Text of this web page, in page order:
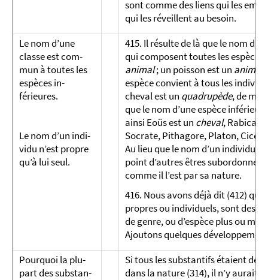
sont comme des liens qui les
qui les réveillent au besoin.
Le nom d’une
classe est com­
mun à toutes les
espèces in­
férieures.
Le nom d’un in­di­
vidu n’est propre
qu’à lui seul.
415. Il résulte de là que le nom
qui composent toutes les
animal; un poisson est un animal
espèce convient à tous les
cheval est un quadrupède, de
que le nom d’une espèce
ainsi Eoüs est un cheval, Rabican
Socrate, Pithagore, Platon,
Au lieu que le nom d’un individu
point d’autres êtres subordonnés
comme il l’est par sa nature.
416. Nous avons déjà dit (412) que
propres ou individuels, sont des
de genre, ou d’espèce plus ou
Ajoutons quelques
Pourquoi la plu­
part des sub­stan­
Si tous les substantifs étaient des
dans la nature (314), il n’y aurait